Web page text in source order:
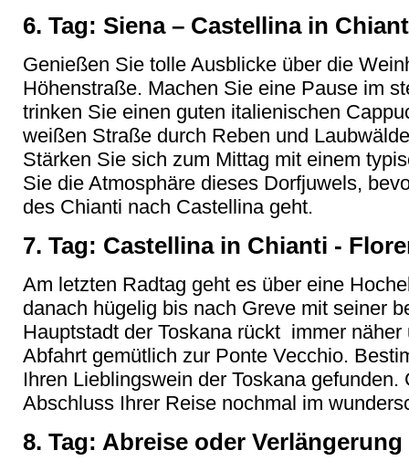
6. Tag: Siena – Castellina in
Genießen Sie tolle Ausblicke über die
Höhenstraße. Machen Sie eine Pause im
trinken Sie einen guten italienischen
weißen Straße durch Reben und
Stärken Sie sich zum Mittag mit einem
Sie die Atmosphäre dieses Dorfjuwels,
des Chianti nach Castellina geht.
7. Tag: Castellina in Chianti -
Am letzten Radtag geht es über eine
danach hügelig bis nach Greve mit seiner
Hauptstadt der Toskana rückt immer
Abfahrt gemütlich zur Ponte Vecchio.
Ihren Lieblingswein der Toskana
Abschluss Ihrer Reise nochmal im
8. Tag: Abreise oder Verlängerung